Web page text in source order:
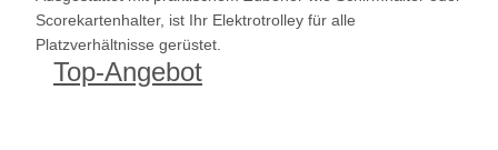
Scorekartenhalter, ist Ihr Elektrotrolley für alle
Platzverhältnisse gerüstet.
Top-Angebot